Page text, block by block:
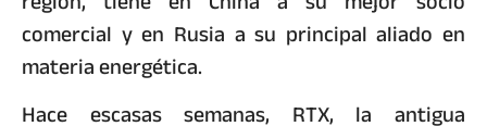
comercial y en Rusia a su principal aliado en
materia energética.
Hace escasas semanas, RTX, la antigua